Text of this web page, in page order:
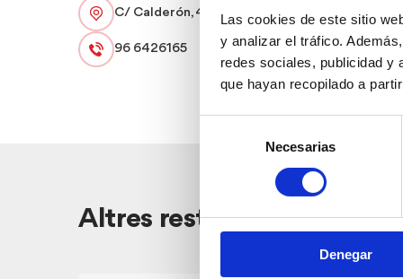
Las cookies de este sitio
y analizar el tráfico.
redes sociales, publicidad y
que hayan recopilado a
consentimiento
Necesarias
Denegar
C/ Calderón, 4
96 6426165
Altres restaurants pròxims